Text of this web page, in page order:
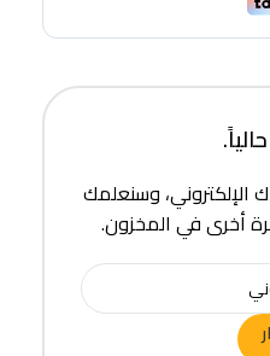
الإلكتروني، وسنعلمك
أخرى في المخزون.